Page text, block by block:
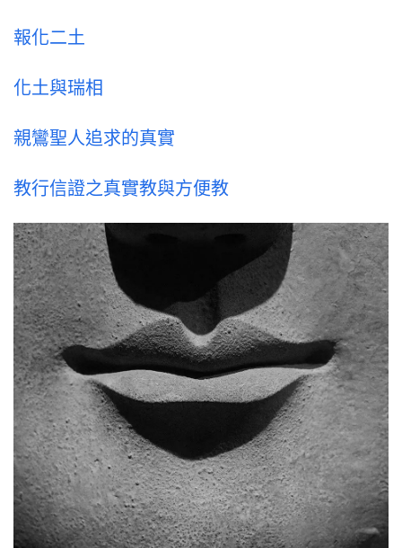
報化二土
化土與瑞相
親鸞聖人追求的真實
教行信證之真實教與方便教